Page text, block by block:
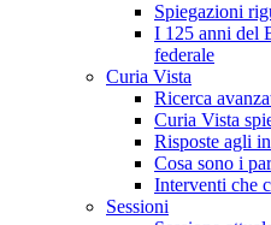
Spiegazioni
I 125 anni del
federale
Curia Vista
Ricerca
Curia Vista
Risposte agli
Cosa sono i
Interventi che
Sessioni